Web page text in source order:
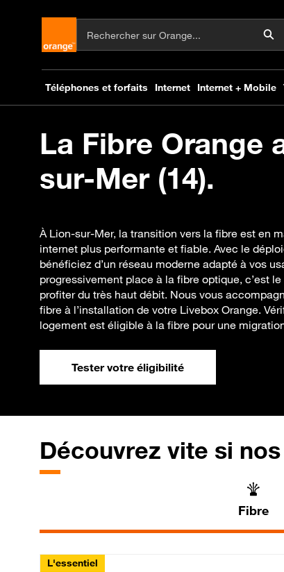
La Fibre Orange
sur-Mer (14).
À Lion-sur-Mer, la transition vers la fibre est en
internet plus performante et fiable. Avec le
bénéficiez d’un réseau moderne adapté à vos
progressivement place à la fibre optique, c’est
profiter du très haut débit. Nous vous
fibre à l’installation de votre Livebox Orange.
logement est éligible à la fibre pour une
Tester votre éligibilité
Découvrez vite si
Fibre
L'essentiel